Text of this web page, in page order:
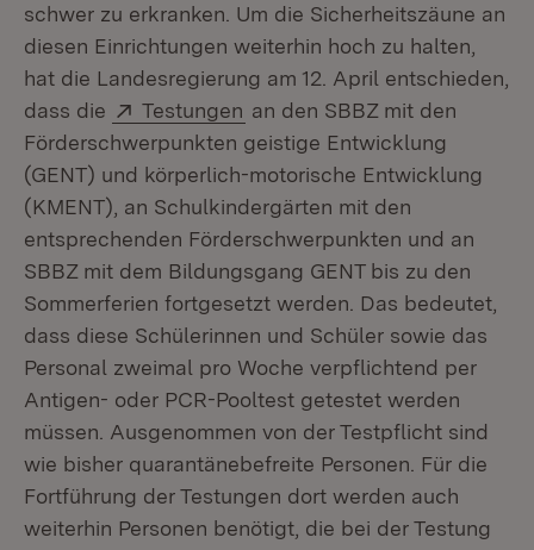
schwer zu erkranken. Um die Sicherheitszäune an
diesen Einrichtungen weiterhin hoch zu halten,
hat die Landesregierung am 12. April entschieden,
dass die
Extern:
Testungen (Öffnet in neuem Fenster)
an den SBBZ mit den
Förderschwerpunkten geistige Entwicklung
(GENT) und körperlich-motorische Entwicklung
(KMENT), an Schulkindergärten mit den
entsprechenden Förderschwerpunkten und an
SBBZ mit dem Bildungsgang GENT bis zu den
Sommerferien fortgesetzt werden. Das bedeutet,
dass diese Schülerinnen und Schüler sowie das
Personal zweimal pro Woche verpflichtend per
Antigen- oder PCR-Pooltest getestet werden
müssen. Ausgenommen von der Testpflicht sind
wie bisher quarantänebefreite Personen. Für die
Fortführung der Testungen dort werden auch
weiterhin Personen benötigt, die bei der Testung